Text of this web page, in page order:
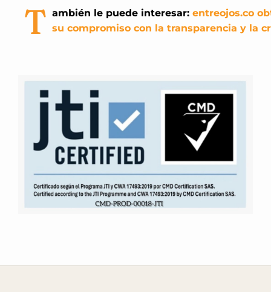
T ambién le puede interesar: entreojos.co
su compromiso con la transparencia y la